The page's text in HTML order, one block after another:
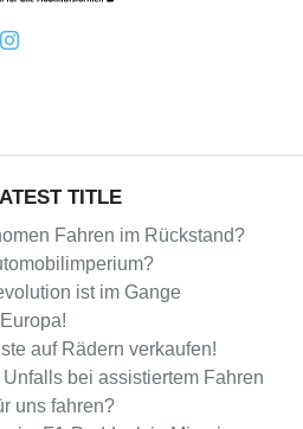
TITLE
Fahren im Rückstand?
ist im Gange
auf Rädern verkaufen!
bei assistiertem Fahren
uns fahren?